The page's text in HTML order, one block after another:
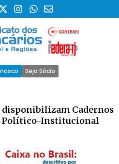
Seja Sócio
disponibilizam Cadernos
Político-Institucional